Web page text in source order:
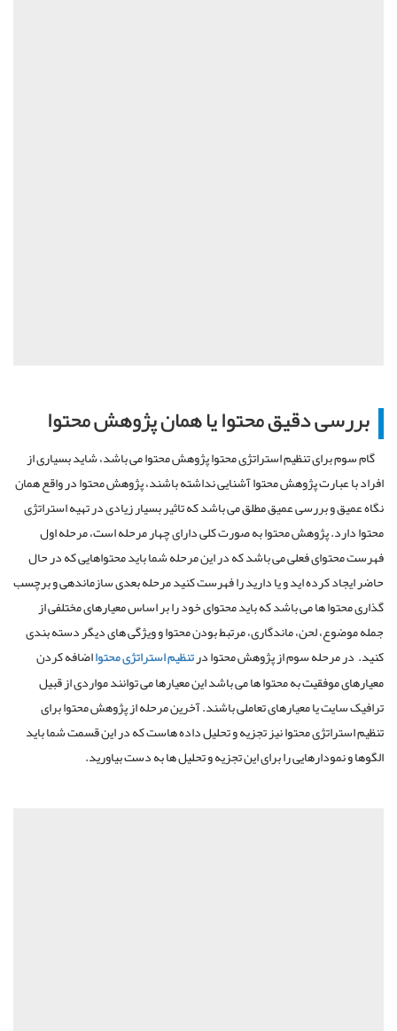
بررسی دقیق محتوا یا همان پژوهش محتوا
گام سوم برای تنظیم استراتژی محتوا پژوهش محتوا می باشد، شاید بسیاری از
افراد با عبارت پژوهش محتوا آشنایی نداشته باشند، پژوهش محتوا در واقع همان
نگاه عمیق و بررسی عمیق مطلق می باشد که تاثیر بسیار زیادی در تهیه استراتژی
محتوا دارد. پژوهش محتوا به صورت کلی دارای چهار مرحله است، مرحله اول
فهرست محتوای فعلی می باشد که در این مرحله شما باید محتواهایی که در حال
حاضر ایجاد کرده اید و یا دارید را فهرست کنید مرحله بعدی سازماندهی و برچسب
گذاری محتوا ها می باشد که باید محتوای خود را بر اساس معیارهای مختلفی از
جمله موضوع، لحن، ماندگاری، مرتبط بودن محتوا و ویژگی های دیگر دسته بندی
کنید. در مرحله سوم از پژوهش محتوا درتنظیم استراتژی محتوااضافه کردن
معیارهای موفقیت به محتوا ها می باشد این معیارها می توانند مواردی از قبیل
ترافیک سایت یا معیارهای تعاملی باشند. آخرین مرحله از پژوهش محتوا برای
تنظیم استراتژی محتوا نیز تجزیه و تحلیل داده هاست که در این قسمت شما باید
الگوها و نمودارهایی را برای این تجزیه و تحلیل ها به دست بیاورید.